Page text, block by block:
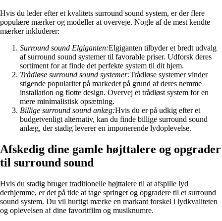
Hvis du leder efter et kvalitets surround sound system, er der flere
populære mærker og modeller at overveje. Nogle af de mest kendte
mærker inkluderer:
Surround sound Elgiganten:Elgiganten tilbyder et bredt udvalg
af surround sound systemer til favorable priser. Udforsk deres
sortiment for at finde det perfekte system til dit hjem.
Trådløse surround sound systemer:Trådløse systemer vinder
stigende popularitet på markedet på grund af deres nemme
installation og flotte design. Overvej et trådløst system for en
mere minimalistisk opsætning.
Billige surround sound anlæg:Hvis du er på udkig efter et
budgetvenligt alternativ, kan du finde billige surround sound
anlæg, der stadig leverer en imponerende lydoplevelse.
Afskedig dine gamle højttalere og opgrader
til surround sound
Hvis du stadig bruger traditionelle højttalere til at afspille lyd
derhjemme, er det på tide at tage springet og opgradere til et surround
sound system. Du vil hurtigt mærke en markant forskel i lydkvaliteten
og oplevelsen af dine favoritfilm og musiknumre.